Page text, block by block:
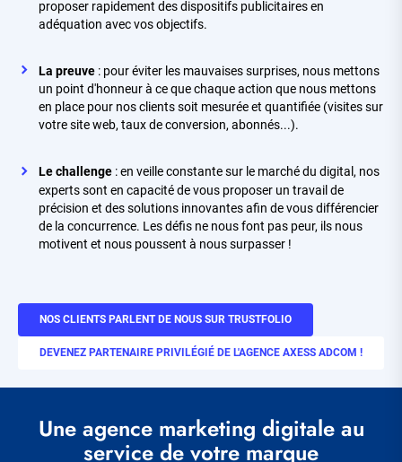
proposer rapidement des dispositifs publicitaires en
adéquation avec vos objectifs.
La preuve : pour éviter les mauvaises surprises, nous mettons
un point d'honneur à ce que chaque action que nous mettons
en place pour nos clients soit mesurée et quantifiée (visites sur
votre site web, taux de conversion, abonnés...).
Le challenge : en veille constante sur le marché du digital, nos
experts sont en capacité de vous proposer un travail de
précision et des solutions innovantes afin de vous différencier
de la concurrence. Les défis ne nous font pas peur, ils nous
motivent et nous poussent à nous surpasser !
NOS CLIENTS PARLENT DE NOUS SUR TRUSTFOLIO
DEVENEZ PARTENAIRE PRIVILÉGIÉ DE L'AGENCE AXESS ADCOM !
Une agence marketing digitale au
service de votre marque